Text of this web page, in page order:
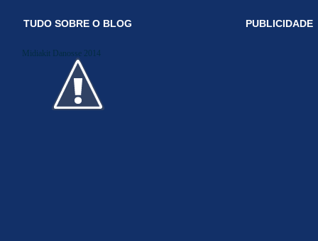
TUDO SOBRE O BLOG
Midiakit Danosse 2014
PUBLICIDADE